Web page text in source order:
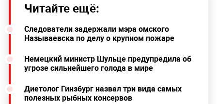
Читайте ещё:
Следователи задержали мэра омского
Называевска по делу о крупном пожаре
Немецкий министр Шульце предупредила об
угрозе сильнейшего голода в мире
Диетолог Гинзбург назвал три вида самых
полезных рыбных консервов